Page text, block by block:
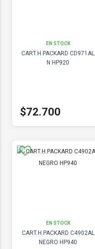
EN STOCK
CART.H.PACKARD CD971AL
N HP920
$72.700
EN STOCK
CART.H.PACKARD C4902AL
NEGRO HP940